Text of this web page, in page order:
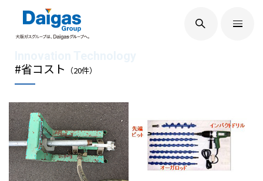
EN / JP
Daigas STUDIO
社会貢献
#省コスト （20件）